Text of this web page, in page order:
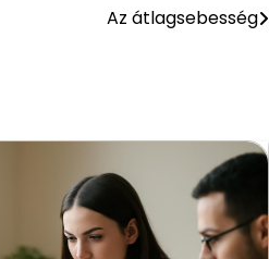
Az átlagsebesség